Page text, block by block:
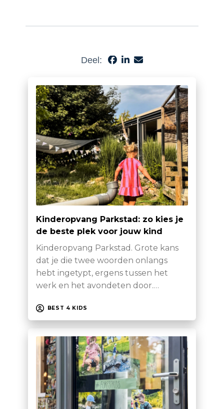
Deel:
Kinderopvang Parkstad: zo kies je
de beste plek voor jouw kind
Kinderopvang Parkstad. Grote kans
dat je die twee woorden onlangs
hebt ingetypt, ergens tussen het
werk en het avondeten door.…
BEST 4 KIDS